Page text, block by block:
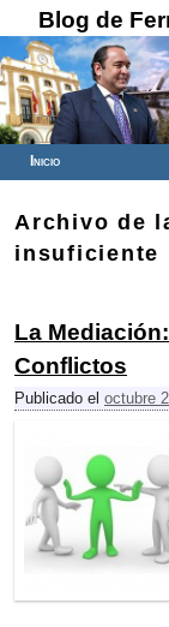
Blog de
Inicio
Archivo de
insuficiente
La
Conflictos
Publicado el octubre